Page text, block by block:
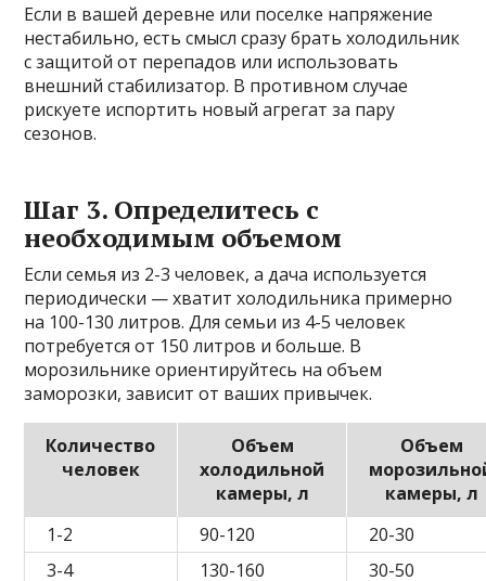
Если в вашей деревне или поселке напряжение
нестабильно, есть смысл сразу брать холодильник
с защитой от перепадов или использовать
внешний стабилизатор. В противном случае
рискуете испортить новый агрегат за пару
сезонов.
Шаг 3. Определитесь с
необходимым объемом
Если семья из 2-3 человек, а дача используется
периодически — хватит холодильника примерно
на 100-130 литров. Для семьи из 4-5 человек
потребуется от 150 литров и больше. В
морозильнике ориентируйтесь на объем
заморозки, зависит от ваших привычек.
Количество
человек
Объем
холодильной
камеры, л
Объем
камеры, л
1-2
90-120
20-30
3-4
130-160 30-50